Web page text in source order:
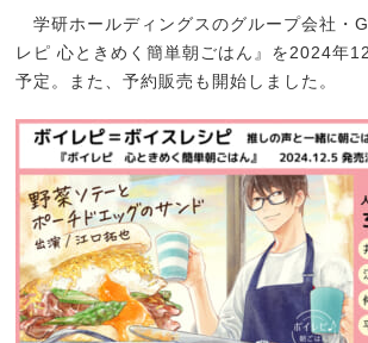
学研ホールディングスのグループ会社・
レピ 心ときめく簡単朝ごはん』を2024年
予定。また、予約販売も開始しました。